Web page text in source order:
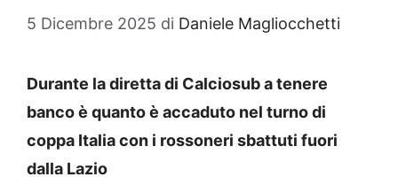
5 Dicembre 2025 di Daniele Magliocchetti
Durante la diretta di Calciosub a tenere
banco è quanto è accaduto nel turno di
coppa Italia con i rossoneri sbattuti fuori
dalla Lazio